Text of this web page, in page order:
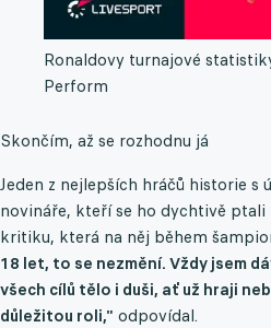
Ronaldovy turnajové
Perform
Skončím, až se rozhodnu já
Jeden z nejlepších hráčů historie s
novináře, kteří se ho dychtivě ptali
kritiku, která na něj během
18 let, to se nezmění. Vždy jsem
všech cílů tělo i duši, ať už hraji
důležitou roli," odpovídal.